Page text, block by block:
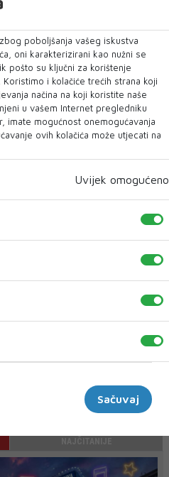
zbog prostitucije i
poboljšanja vašeg iskustva
oni karakterizirani kao nužni se
pošto su ključni za korištenje
i kolačiće trećih strana koji
načina na koji koristite naše
u vašem Internet pregledniku
imate mogućnost onemogućavanja
ovih kolačića može utjecati na
Uvijek omogućeno
Sačuvaj